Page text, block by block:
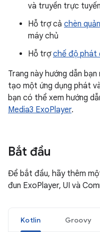
và truyền trực
Hỗ trợ cả chèn
máy chủ
Hỗ trợchế độ phát
Trang này hướng dẫn
tạo một ứng dụng phát
bạn có thể xem hướng
Media3 ExoPlayer.
Bắt đầu
Để bắt đầu, hãy thêm
đun ExoPlayer, UI và
Kotlin Groovy